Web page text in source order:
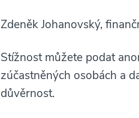
Zdeněk Johanovský,
Stížnost můžete podat
zúčastněných osobách a
důvěrnost.